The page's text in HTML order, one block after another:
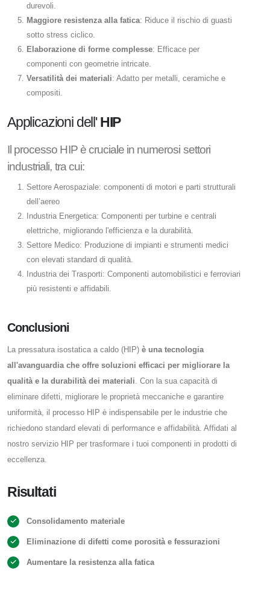
durevoli.
Maggiore resistenza alla fatica: Riduce il rischio di guasti
sotto stress ciclico.
Elaborazione di forme complesse: Efficace per
componenti con geometrie intricate.
Versatilità dei materiali: Adatto per metalli, ceramiche e
compositi.
Applicazioni dell'HIP
Il processo HIP è cruciale in numerosi settori
industriali, tra cui:
Settore Aerospaziale: componenti di motori e parti strutturali
dell’aereo
Industria Energetica: Componenti per turbine e centrali
elettriche, migliorando l'efficienza e la durabilità.
Settore Medico: Produzione di impianti e strumenti medici
con elevati standard di qualità.
Industria dei Trasporti: Componenti automobilistici e ferroviari
più resistenti e affidabili.
Conclusioni
La pressatura isostatica a caldo (HIP) è una tecnologia
all'avanguardia che offre soluzioni efficaci per migliorare la
qualità e la durabilità dei materiali. Con la sua capacità di
eliminare difetti, migliorare le proprietà meccaniche e garantire
uniformità, il processo HIP è indispensabile per le industrie che
richiedono standard elevati di performance e affidabilità. Affidati al
nostro servizio HIP per trasformare i tuoi componenti in prodotti di
eccellenza.
Risultati
Consolidamento materiale
Eliminazione di difetti come porosità e fessurazioni
Aumentare la resistenza alla fatica